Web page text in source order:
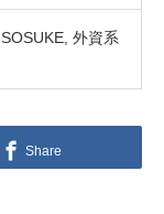
SOSUKE 外資系
Share